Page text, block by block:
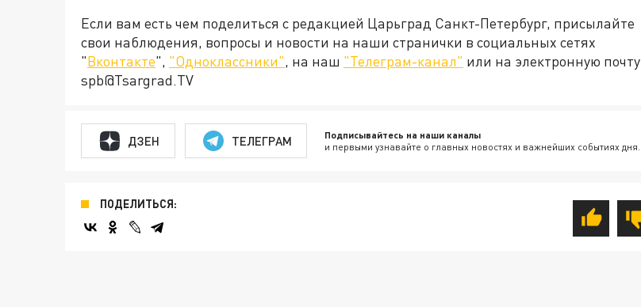
Если вам есть чем поделиться с редакцией Царьград Санкт-Петербург, присылайте
свои наблюдения, вопросы и новости на наши странички в социальных сетях
"Вконтакте", "Одноклассники", на наш "Телеграм-канал" или на электронную почту
spb@Tsargrad.TV
ДЗЕН ТЕЛЕГРАМ Подписывайтесь на наши каналы
и первыми узнавайте о главных новостях и важнейших событиях дня.
ПОДЕЛИТЬСЯ: